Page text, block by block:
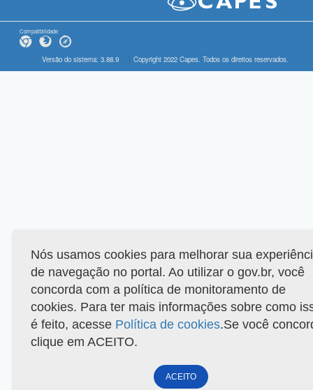
Compatibilidade
Versão do sistema: 3.88.9 Copyright 2022 Capes. Todos os direitos reservados.
Nós usamos cookies para melhorar sua
de navegação no portal. Ao utilizar o gov.br, você
concorda com a política de monitoramento de
cookies. Para ter mais informações sobre como
é feito, acesse Política de cookies.Se você
clique em ACEITO.
ACEITO